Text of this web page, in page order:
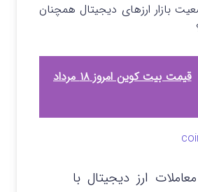
بازار ارزهای دیجیتال همچنان
قیمت بیت کوین امروز ۱۸ مرداد
ارز دیجیتال با